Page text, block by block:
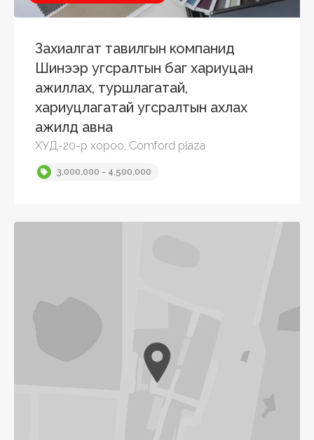
Захиалгат тавилгын компанид
Шинээр угсралтын баг хариуцан
ажиллах, туршлагатай,
хариуцлагатай угсралтын ахлах
ажилд авна
ХУД-20-р хороо, Comford plaza
3,000,000 - 4,500,000